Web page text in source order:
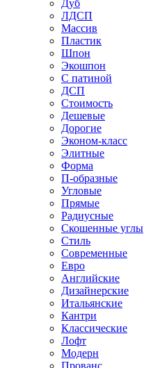
Дуб
ЛДСП
Массив
Пластик
Шпон
Экошпон
С патиной
ДСП
Стоимость
Дешевые
Дорогие
Эконом-класс
Элитные
Форма
П-образные
Угловые
Прямые
Радиусные
Скошенные углы
Стиль
Современные
Евро
Английские
Дизайнерские
Итальянские
Кантри
Классические
Лофт
Модерн
Прованс